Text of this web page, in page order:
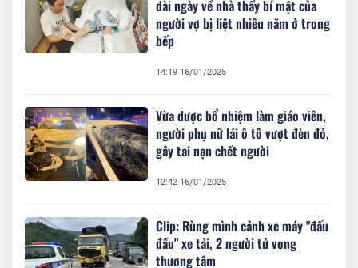
dài ngày về nhà thấy bí mật của
người vợ bị liệt nhiều năm ở trong
bếp
14:19 16/01/2025
Vừa được bổ nhiệm làm giáo viên,
người phụ nữ lái ô tô vượt đèn đỏ,
gây tai nạn chết người
12:42 16/01/2025
Clip: Rùng mình cảnh xe máy "đấu
đầu" xe tải, 2 người tử vong
thương tâm